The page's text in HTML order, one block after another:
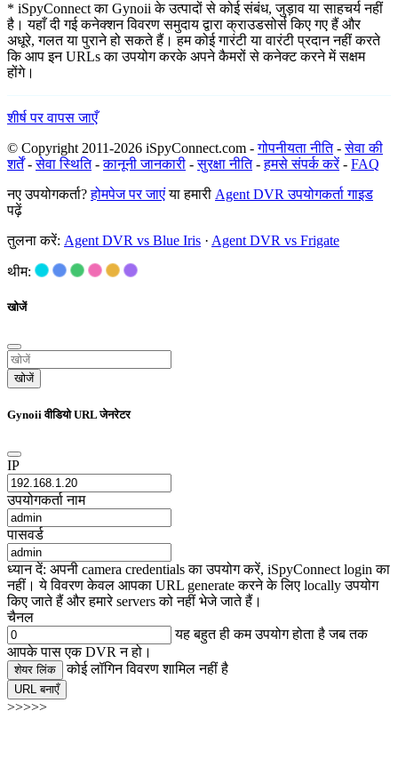
* iSpyConnect का Gynoii के उत्पादों से कोई संबंध, जुड़ाव या साहचर्य नहीं
है। यहाँ दी गई कनेक्शन विवरण समुदाय द्वारा क्राउडसोर्स किए गए हैं और
अधूरे, गलत या पुराने हो सकते हैं। हम कोई गारंटी या वारंटी प्रदान नहीं करते
कि आप इन URLs का उपयोग करके अपने कैमरों से कनेक्ट करने में सक्षम
होंगे।
शीर्ष पर वापस जाएँ
© Copyright 2011-2026 iSpyConnect.com -गोपनीयता नीति-सेवा की
शर्तें-सेवा स्थिति-कानूनी जानकारी -सुरक्षा नीति-हमसे संपर्क करें- FAQ
नए उपयोगकर्ता?होमपेज पर जाएंया हमारी Agent DVR उपयोगकर्ता गाइड
पढ़ें
तुलना करें: Agent DVR vs Blue Iris · Agent DVR vs Frigate
थीम:
खोजें
खोजें
Gynoii वीडियो URL जेनरेटर
IP
उपयोगकर्ता नाम
पासवर्ड
ध्यान दें: अपनी camera credentials का उपयोग करें, iSpyConnect login का
नहीं। ये विवरण केवल आपका URL generate करने के लिए locally उपयोग
किए जाते हैं और हमारे servers को नहीं भेजे जाते हैं।
चैनल
यह बहुत ही कम उपयोग होता है जब तक
आपके पास एक DVR न हो।
शेयर लिंक कोई लॉगिन विवरण शामिल नहीं है
URL बनाएँ
>>>>>